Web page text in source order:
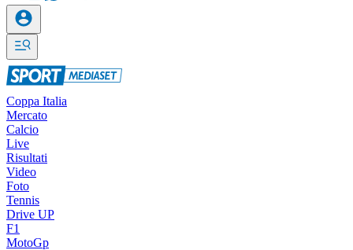
Coppa Italia
Mercato
Calcio
Live
Risultati
Video
Foto
Tennis
Drive UP
F1
MotoGp